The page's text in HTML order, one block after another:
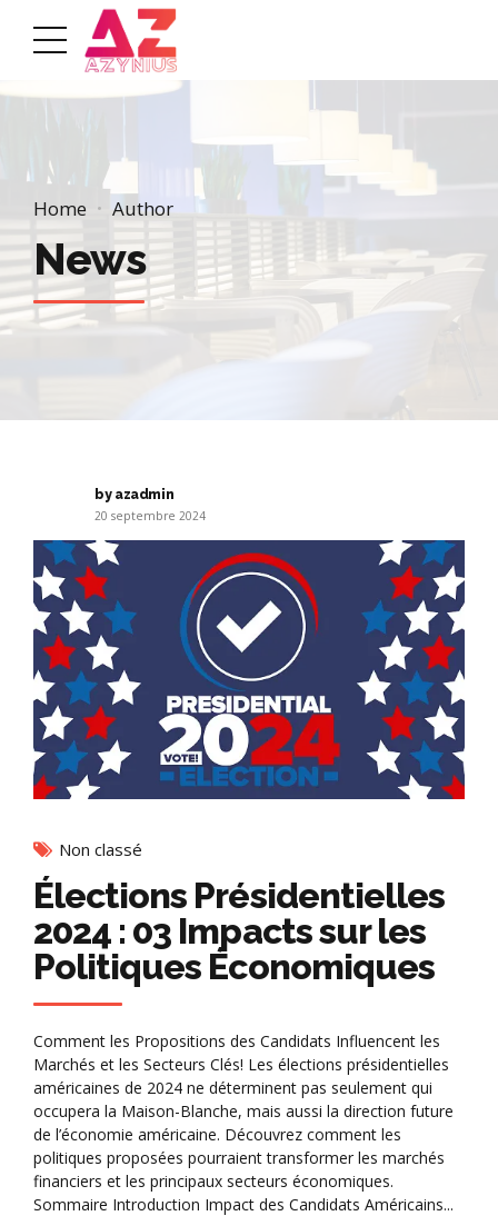
Home Author
News
by azadmin
20 septembre 2024
Non classé
Élections Présidentielles
2024 : 03 Impacts sur les
Politiques Économiques
Comment les Propositions des Candidats Influencent les
Marchés et les Secteurs Clés! Les élections présidentielles
américaines de 2024 ne déterminent pas seulement qui
occupera la Maison-Blanche, mais aussi la direction future
de l’économie américaine. Découvrez comment les
politiques proposées pourraient transformer les marchés
financiers et les principaux secteurs économiques.
Sommaire Introduction Impact des Candidats Américains...